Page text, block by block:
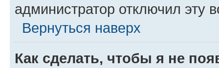
администратор отключил эту
Вернуться наверх
Как сделать, чтобы я не